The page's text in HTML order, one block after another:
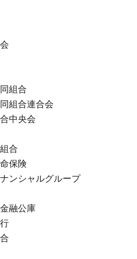
組合
組合連合会
中央会
合
保険
ンシャルグループ
融公庫